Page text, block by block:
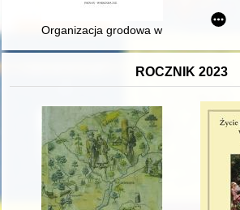
Organizacja grodowa w drugiej
ROCZNIK 2023